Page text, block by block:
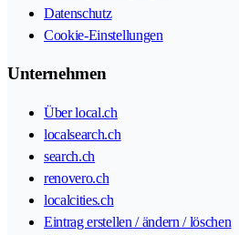
Datenschutz
Cookie-Einstellungen
Unternehmen
Über local.ch
localsearch.ch
search.ch
renovero.ch
localcities.ch
Eintrag erstellen / ändern / löschen